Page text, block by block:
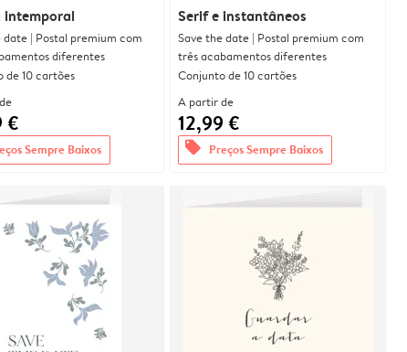
intemporal
date | Postal premium com
diferentes
de 10 cartões
€
Sempre Baixos
Serif e instantâneos
Save the date | Postal premium com
três acabamentos diferentes
Conjunto de 10 cartões
A partir de
12,99 €
offers Preços Sempre Baixos